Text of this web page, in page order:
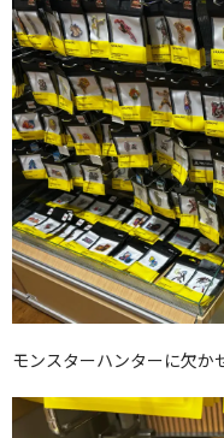
モンスターハンターに欠か